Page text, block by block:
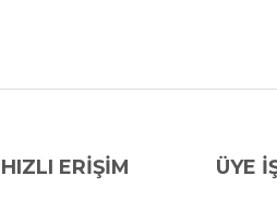
HIZLI ERİŞİM ÜYE